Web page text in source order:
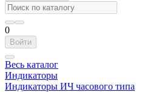
0
Войти
Весь каталог
Индикаторы
Индикаторы ИЧ часового типа